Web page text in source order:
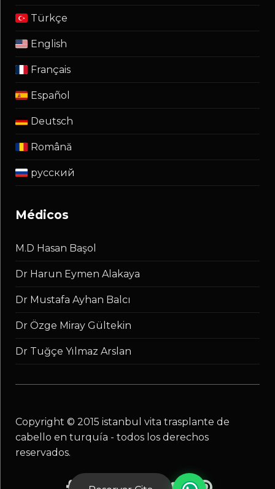
Türkçe
English
Français
Español
Deutsch
Română
русский
médicos
M.D Hasan Başol
Dr Harun Eymen Alakaya
Dr Mustafa Ayhan Balcı
Dr Özge Miray Gültekin
Dr Tuğçe Yılmaz Arslan
copyright © 2015 istanbul vita trasplante de
cabello en turquía - todos los derechos
reservados.